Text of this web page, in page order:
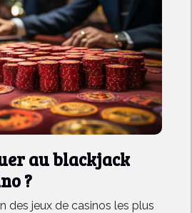
au blackjack
?
des jeux de casinos les plus